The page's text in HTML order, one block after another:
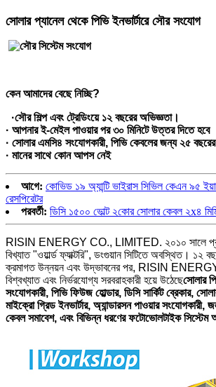
সোলার প্যানেল থেকে পিভি ইনভার্টারে সৌর সংযোগ
কেন আমাদের বেছে নিচ্ছি?
·সৌর শিল্প এবং ট্রেডিংয়ে ১২ বছরের অভিজ্ঞতা।
· আপনার ই-মেইল পাওয়ার পর ৩০ মিনিটে উত্তর দিতে হবে
· সোলার এমসি৪ সংযোগকারী, পিভি কেবলের জন্য ২৫ বছরের
· মানের সাথে কোন আপস নেই
আগে: কোভিড ১৯ অ্যান্টি ভাইরাস সিভিল কেএন ৯৫
রেসপিরেটর
পরবর্তী: ডিসি ১৫০০ ভোল্ট ২কোর সোলার কেবল ২x৪
RISIN ENERGY CO., LIMITED. ২০১০ সালে
বিখ্যাত "ওয়ার্ল্ড ফ্যাক্টরি", ডংগুয়ান সিটিতে অবস্থিত। ১২
ক্রমাগত উন্নয়ন এবং উদ্ভাবনের পর, RISIN ENERGY
বিশ্বখ্যাত এবং নির্ভরযোগ্য সরবরাহকারী হয়ে উঠেছেসোলার
সংযোগকারী, পিভি ফিউজ হোল্ডার, ডিসি সার্কিট ব্রেকার,
মাইক্রো গ্রিড ইনভার্টার, অ্যান্ডারসন পাওয়ার সংযোগকারী,
কেবল সমাবেশ, এবং বিভিন্ন ধরণের ফটোভোলটাইক সিস্টেম